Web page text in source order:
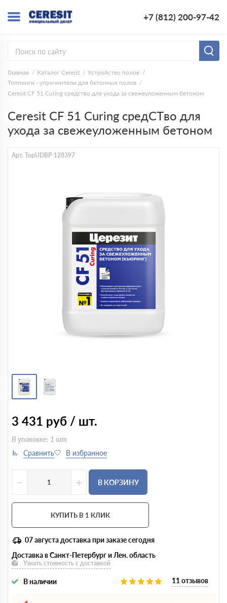
+7 (812) 200-97-42
Главная Каталог Ceresit
Устройство полов
Топпинги - упрочнители для бетонных полов
Ceresit CF 51 Curing cредство для ухода за свежеуложенным бетоном
Ceresit CF 51 Curing cредCTво для
ухода за свежеуложенным бетоном
Арт. TopUDBP-128397
3 431 руб / шт.
В упаковке: 1 шт
- + В КОРЗИНУ
КУПИТЬ В 1 КЛИК
07 августа доставка при заказе сегодня
Доставка в Санкт-Петербург и Лен. область
Узнать стоимость с доставкой
В наличии 11 отзывов